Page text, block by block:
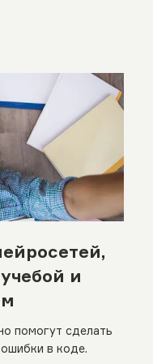
и
помогут сделать
в коде.